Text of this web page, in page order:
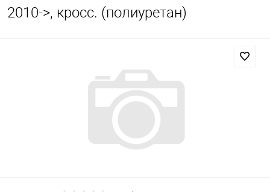
2010->, кросс. (полиуретан)